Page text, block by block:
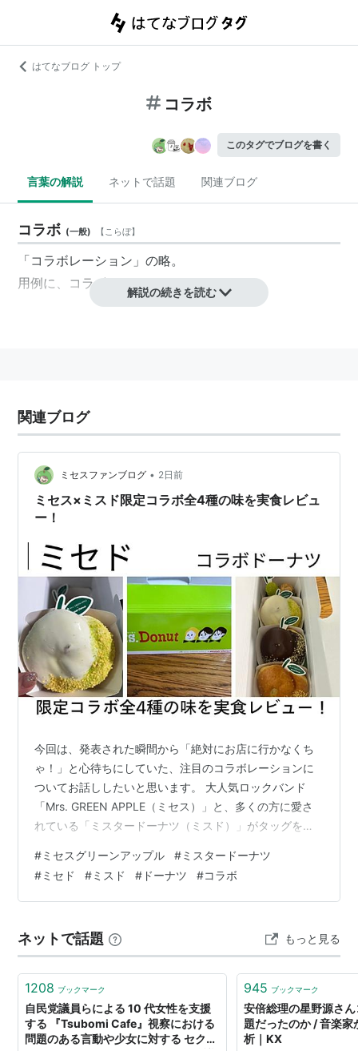
はてなブログ トップ
コラボ
このタグでブログを書く
言葉の解説 ネットで話題 関連ブログ
コラボ (一般) 【こらぼ】
「コラボレーション」の略。
用例に、 コラボシアターフェスティバル
解説の続きを読む
関連ブログ
ミセスファンブログ • 2日前
ミセス×ミスド限定コラボ全4種の味を実食レビュ
ー！
今回は、発表された瞬間から「絶対にお店に行かなくち
ゃ！」と心待ちにしていた、注目のコラボレーションに
ついてお話ししたいと思います。 大人気ロックバンド
「Mrs. GREEN APPLE（ミセス）」と、多くの方に愛さ
れている「ミスタードーナツ（ミスド）」がタッグを組
して「ミセド」です！ ミセスグリーンアップルとミスタ
ードーナツのコラボドーナツ ミセスのファン（JAM’S）
はもちろんのこと、「最近ミセスが気になっている」
際に購入して全4種類を食べ比べた感想や、購入者限定の
ワクワクする特典について詳し…
#ミセスグリーンアップル #ミスタードーナツ
#ミセド #ミスド # ドーナツ #コラボ
ネットで話題 もっと見る
1208 ブックマーク
自民党議員らによる 10 代女性を支援
する 『Tsubomi Cafe』視察における
問題のある言動や少女に対する セクシ
945 ブックマーク
安倍総理の星野源さ
題だったのか / 音楽家
析｜KX